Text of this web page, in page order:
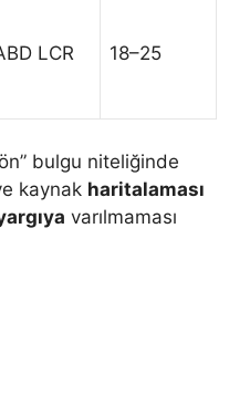
LCR 18–25
bulgu niteliğinde
kaynak haritalaması
varılmaması